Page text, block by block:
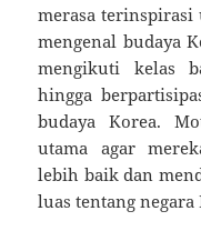
merasa terinspirasi
mengenal budaya
mengikuti kelas
hingga
budaya Korea.
utama agar
lebih baik dan
luas tentang negara